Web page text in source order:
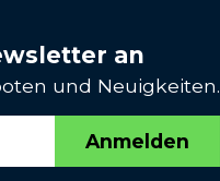
an
und Neuigkeiten.
Anmelden